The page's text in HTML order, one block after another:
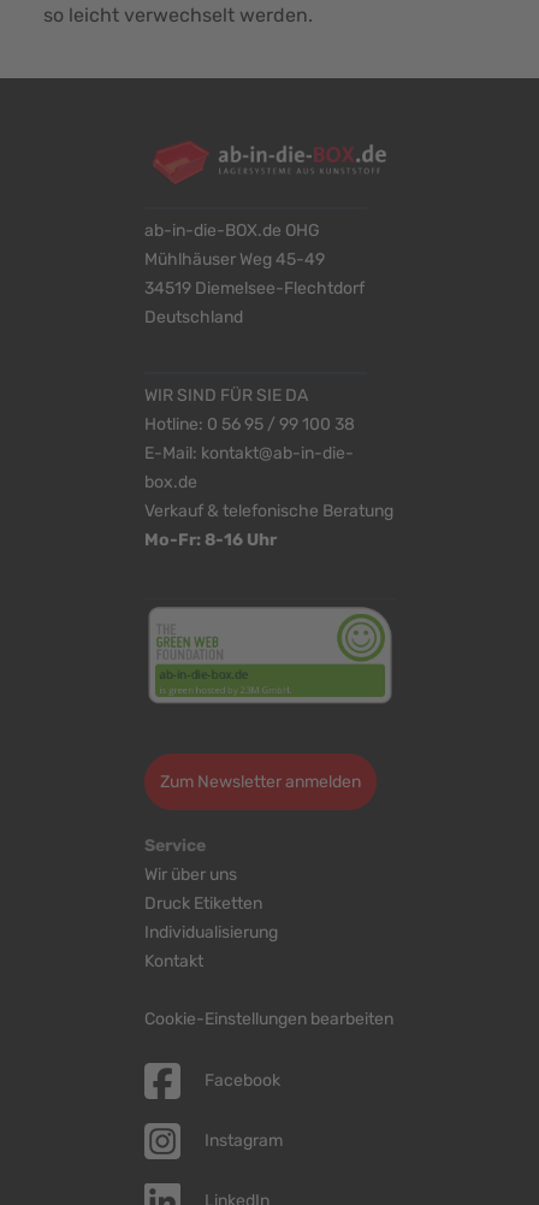
so leicht verwechselt werden.
ab-in-die-BOX.de OHG
Mühlhäuser Weg 45-49
34519 Diemelsee-Flechtdorf
Deutschland
WIR SIND FÜR SIE DA
Hotline: 0 56 95 / 99 100 38
E-Mail: kontakt@ab-in-die-
box.de
Verkauf & telefonische Beratung
Mo-Fr: 8-16 Uhr
Zum Newsletter anmelden
Service
Wir über uns
Druck Etiketten
Individualisierung
Kontakt
Cookie-Einstellungen bearbeiten
Facebook
Instagram
LinkedIn